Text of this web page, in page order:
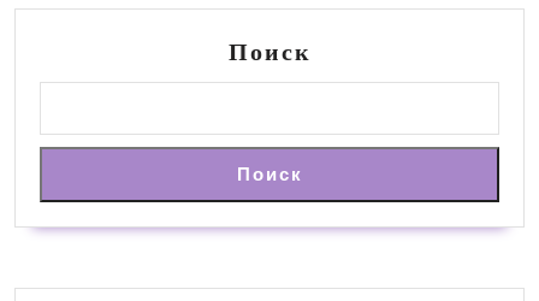
Поиск
Поиск